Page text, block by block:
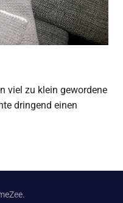
viel zu klein gewordene
dringend einen